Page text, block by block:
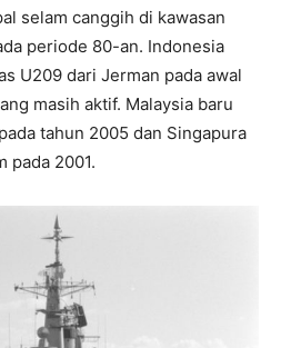
selam canggih di kawasan
periode 80-an. Indonesia
U209 dari Jerman pada awal
masih aktif. Malaysia baru
tahun 2005 dan Singapura
pada 2001.